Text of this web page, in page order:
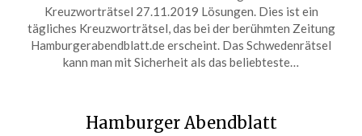
November
27,
2019
Kreuzworträtsel 27.11.2019 Lösungen. Dies ist ein
tägliches Kreuzworträtsel, das bei der berühmten Zeitung
Hamburgerabendblatt.de erscheint. Das Schwedenrätsel
kann man mit Sicherheit als das beliebteste…
Hamburger Abendblatt